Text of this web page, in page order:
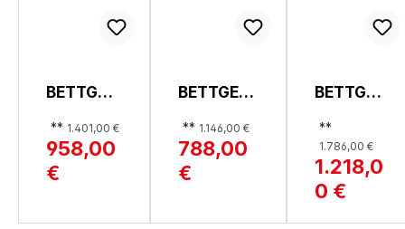
BETTGES
SAN
SIMEON
** 1.401,00 €
958,00
€
BETTGES
STEFANO
** 1.146,00 €
788,00
€
BETTGES
GREENVI
LLE
**
1.786,00 €
1.218,0
0 €